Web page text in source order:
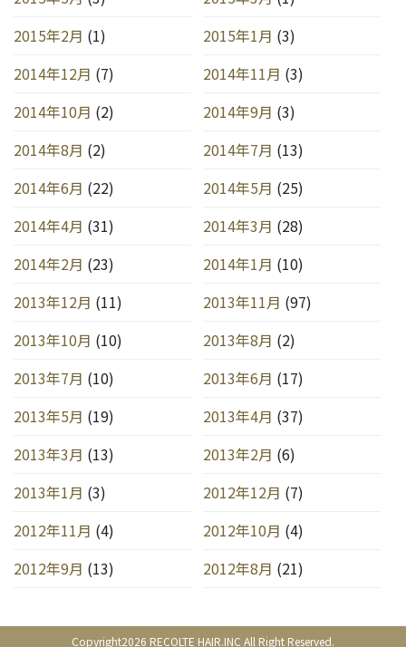
2015年2月 (1) 2015年1月 (3)
2014年12月 (7) 2014年11月 (3)
2014年10月 (2) 2014年9月 (3)
2014年8月 (2) 2014年7月 (13)
2014年6月 (22) 2014年5月 (25)
2014年4月 (31) 2014年3月 (28)
2014年2月 (23) 2014年1月 (10)
2013年12月 (11) 2013年11月 (97)
2013年10月 (10) 2013年8月 (2)
2013年7月 (10) 2013年6月 (17)
2013年5月 (19) 2013年4月 (37)
2013年3月 (13) 2013年2月 (6)
2013年1月 (3) 2012年12月 (7)
2012年11月 (4) 2012年10月 (4)
2012年9月 (13) 2012年8月 (21)
Copyright2026 RECOLTE HAIR.INC All Right Reserved.